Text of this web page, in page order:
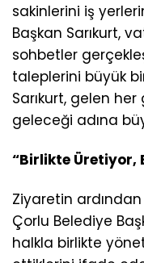
sakinlerini iş
Başkan Sarıkurt,
sohbetler
taleplerini büyük
Sarıkurt, gelen
geleceği adına
“Birlikte Üretiyor,
Ziyaretin
Çorlu Belediye
halkla birlikte